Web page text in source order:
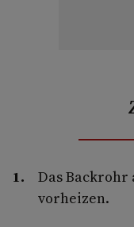
Das Backrohr
vorheizen.